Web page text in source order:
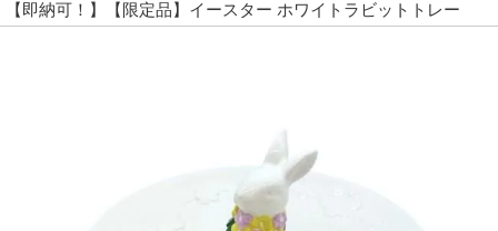
【即納可！】【限定品】イースター ホワイトラビットトレー